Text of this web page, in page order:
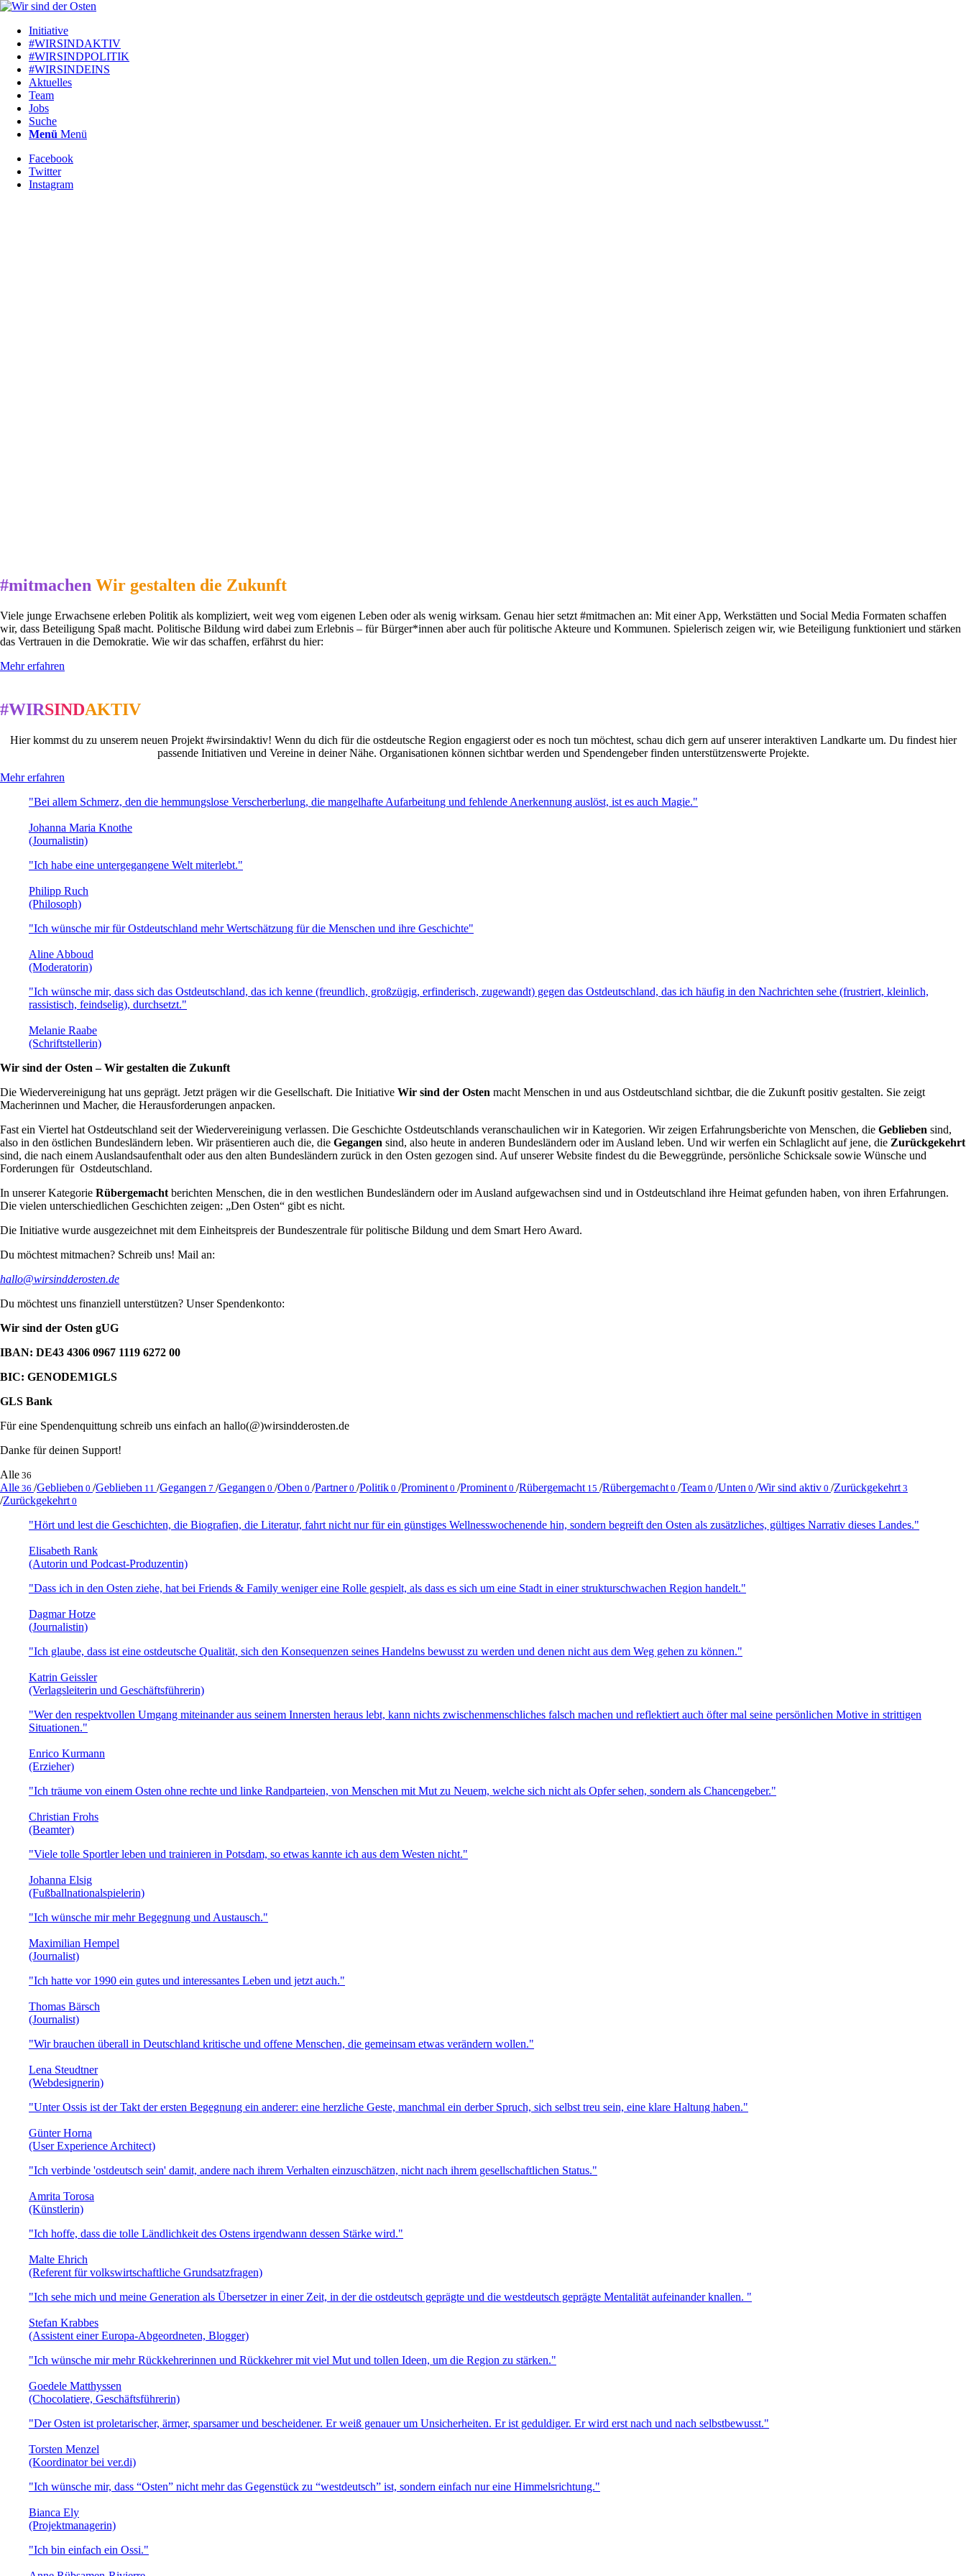
Initiative
#WIRSINDAKTIV
#WIRSINDPOLITIK
#WIRSINDEINS
Aktuelles
Team
Jobs
Suche
Menü Menü
Facebook
Twitter
Instagram
#mitmachen Wir gestalten die Zukunft
Viele junge Erwachsene erleben Politik als kompliziert, weit weg vom eigenen Leben oder als wenig wirksam. Genau hier setzt #mitmachen an: Mit einer App, Werkstätten und Social Media Formaten schaffen
wir, dass Beteiligung Spaß macht. Politische Bildung wird dabei zum Erlebnis – für Bürger*innen aber auch für politische Akteure und Kommunen. Spielerisch zeigen wir, wie Beteiligung funktioniert und stärken
das Vertrauen in die Demokratie. Wie wir das schaffen, erfährst du hier:
Mehr erfahren
#WIRSINDAKTIV
Hier kommst du zu unserem neuen Projekt #wirsindaktiv! Wenn du dich für die ostdeutsche Region engagierst oder es noch tun möchtest, schau dich gern auf unserer interaktiven Landkarte um. Du findest hier
passende Initiativen und Vereine in deiner Nähe. Organisationen können sichtbar werden und Spendengeber finden unterstützenswerte Projekte.
Mehr erfahren
"Bei allem Schmerz, den die hemmungslose Verscherberlung, die mangelhafte Aufarbeitung und fehlende Anerkennung auslöst, ist es auch Magie."
Johanna Maria Knothe
(Journalistin)
"Ich habe eine untergegangene Welt miterlebt."
Philipp Ruch
(Philosoph)
"Ich wünsche mir für Ostdeutschland mehr Wertschätzung für die Menschen und ihre Geschichte"
Aline Abboud
(Moderatorin)
"Ich wünsche mir, dass sich das Ostdeutschland, das ich kenne (freundlich, großzügig, erfinderisch, zugewandt) gegen das Ostdeutschland, das ich häufig in den Nachrichten sehe (frustriert, kleinlich,
rassistisch, feindselig), durchsetzt."
Melanie Raabe
(Schriftstellerin)
Wir sind der Osten – Wir gestalten die Zukunft
Die Wiedervereinigung hat uns geprägt. Jetzt prägen wir die Gesellschaft. Die Initiative Wir sind der Osten macht Menschen in und aus Ostdeutschland sichtbar, die die Zukunft positiv gestalten. Sie zeigt
Macherinnen und Macher, die Herausforderungen anpacken.
Fast ein Viertel hat Ostdeutschland seit der Wiedervereinigung verlassen. Die Geschichte Ostdeutschlands veranschaulichen wir in Kategorien. Wir zeigen Erfahrungsberichte von Menschen, die Geblieben sind,
also in den östlichen Bundesländern leben. Wir präsentieren auch die, die Gegangen sind, also heute in anderen Bundesländern oder im Ausland leben. Und wir werfen ein Schlaglicht auf jene, die Zurückgekehrt
sind, die nach einem Auslandsaufenthalt oder aus den alten Bundesländern zurück in den Osten gezogen sind. Auf unserer Website findest du die Beweggründe, persönliche Schicksale sowie Wünsche und
Forderungen für Ostdeutschland.
In unserer Kategorie Rübergemacht berichten Menschen, die in den westlichen Bundesländern oder im Ausland aufgewachsen sind und in Ostdeutschland ihre Heimat gefunden haben, von ihren Erfahrungen.
Die vielen unterschiedlichen Geschichten zeigen: „Den Osten“ gibt es nicht.
Die Initiative wurde ausgezeichnet mit dem Einheitspreis der Bundeszentrale für politische Bildung und dem Smart Hero Award.
Du möchtest mitmachen? Schreib uns! Mail an:
hallo@wirsindderosten.de
Du möchtest uns finanziell unterstützen? Unser Spendenkonto:
Wir sind der Osten gUG
IBAN: DE43 4306 0967 1119 6272 00
BIC: GENODEM1GLS
GLS Bank
Für eine Spendenquittung schreib uns einfach an hallo(@)wirsindderosten.de
Danke für deinen Support!
Alle 36
Alle 36 /Geblieben 0 /Geblieben 11 /Gegangen 7 /Gegangen 0 /Oben 0 /Partner0 /Politik 0 /Prominent 0 /Prominent 0 /Rübergemacht 15 /Rübergemacht 0 /Team 0 /Unten 0 /Wir sind aktiv 0 /Zurückgekehrt 3
/Zurückgekehrt 0
"Hört und lest die Geschichten, die Biografien, die Literatur, fahrt nicht nur für ein günstiges Wellnesswochenende hin, sondern begreift den Osten als zusätzliches, gültiges Narrativ dieses Landes."
Elisabeth Rank
(Autorin und Podcast-Produzentin)
"Dass ich in den Osten ziehe, hat bei Friends & Family weniger eine Rolle gespielt, als dass es sich um eine Stadt in einer strukturschwachen Region handelt."
Dagmar Hotze
(Journalistin)
"Ich glaube, dass ist eine ostdeutsche Qualität, sich den Konsequenzen seines Handelns bewusst zu werden und denen nicht aus dem Weg gehen zu können."
Katrin Geissler
(Verlagsleiterin und Geschäftsführerin)
"Wer den respektvollen Umgang miteinander aus seinem Innersten heraus lebt, kann nichts zwischenmenschliches falsch machen und reflektiert auch öfter mal seine persönlichen Motive in strittigen
Situationen."
Enrico Kurmann
(Erzieher)
"Ich träume von einem Osten ohne rechte und linke Randparteien, von Menschen mit Mut zu Neuem, welche sich nicht als Opfer sehen, sondern als Chancengeber."
Christian Frohs
(Beamter)
"Viele tolle Sportler leben und trainieren in Potsdam, so etwas kannte ich aus dem Westen nicht."
Johanna Elsig
(Fußballnationalspielerin)
"Ich wünsche mir mehr Begegnung und Austausch."
Maximilian Hempel
(Journalist)
"Ich hatte vor 1990 ein gutes und interessantes Leben und jetzt auch."
Thomas Bärsch
(Journalist)
"Wir brauchen überall in Deutschland kritische und offene Menschen, die gemeinsam etwas verändern wollen."
Lena Steudtner
(Webdesignerin)
"Unter Ossis ist der Takt der ersten Begegnung ein anderer: eine herzliche Geste, manchmal ein derber Spruch, sich selbst treu sein, eine klare Haltung haben."
Günter Horna
(User Experience Architect)
"Ich verbinde 'ostdeutsch sein' damit, andere nach ihrem Verhalten einzuschätzen, nicht nach ihrem gesellschaftlichen Status."
Amrita Torosa
(Künstlerin)
"Ich hoffe, dass die tolle Ländlichkeit des Ostens irgendwann dessen Stärke wird."
Malte Ehrich
(Referent für volkswirtschaftliche Grundsatzfragen)
"Ich sehe mich und meine Generation als Übersetzer in einer Zeit, in der die ostdeutsch geprägte und die westdeutsch geprägte Mentalität aufeinander knallen. "
Stefan Krabbes
(Assistent einer Europa-Abgeordneten, Blogger)
"Ich wünsche mir mehr Rückkehrerinnen und Rückkehrer mit viel Mut und tollen Ideen, um die Region zu stärken."
Goedele Matthyssen
(Chocolatiere, Geschäftsführerin)
"Der Osten ist proletarischer, ärmer, sparsamer und bescheidener. Er weiß genauer um Unsicherheiten. Er ist geduldiger. Er wird erst nach und nach selbstbewusst."
Torsten Menzel
(Koordinator bei ver.di)
"Ich wünsche mir, dass “Osten” nicht mehr das Gegenstück zu “westdeutsch” ist, sondern einfach nur eine Himmelsrichtung."
Bianca Ely
(Projektmanagerin)
"Ich bin einfach ein Ossi."